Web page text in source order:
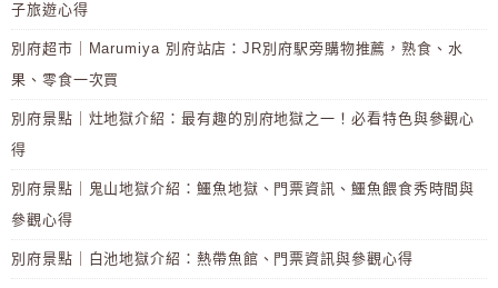
子旅遊心得
別府超市｜Marumiya 別府站店：JR別府駅旁購物推薦，熟食、水
果、零食一次買
別府景點｜灶地獄介紹：最有趣的別府地獄之一！必看特色與參觀心
得
別府景點｜鬼山地獄介紹：鱷魚地獄、門票資訊、鱷魚餵食秀時間與
參觀心得
別府景點｜白池地獄介紹：熱帶魚館、門票資訊與參觀心得